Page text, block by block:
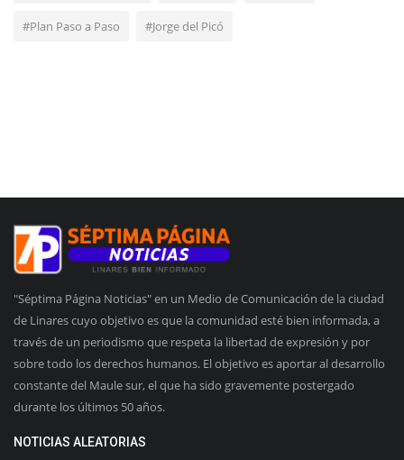
#Plan Paso a Paso #Jorge del Picó
"Séptima Página Noticias" en un Medio de Comunicación de la ciudad
de Linares cuyo objetivo es que la comunidad esté bien informada, a
través de un periodismo que respeta la libertad de expresión y por
sobre todo los derechos humanos. El objetivo es aportar al desarrollo
constante del Maule sur, el que ha sido gravemente postergado
durante los últimos 50 años.
NOTICIAS ALEATORIAS